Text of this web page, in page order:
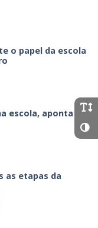
o papel da escola
escola, aponta
as etapas da